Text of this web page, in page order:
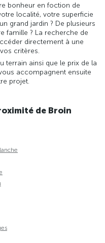
bonheur en foction de
localité, votre superficie
grand jardin ? De plusieurs
famille ? La recherche de
directement à une
critères.
terrain ainsi que le prix de la
accompagnent ensuite
projet.
de Broin